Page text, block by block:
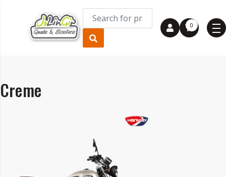
0
Creme